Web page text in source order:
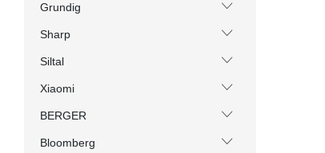
Grundig
Sharp
Siltal
Xiaomi
BERGER
Bloomberg